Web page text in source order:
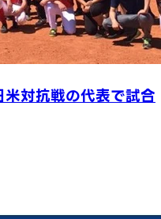
対抗戦の代表で試合